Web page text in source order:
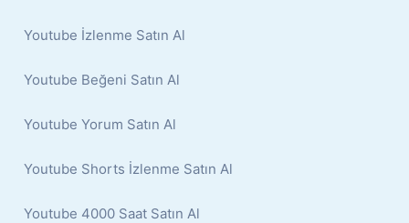
Youtube İzlenme Satın Al
Youtube Beğeni Satın Al
Youtube Yorum Satın Al
Youtube Shorts İzlenme Satın Al
Youtube 4000 Saat Satın Al